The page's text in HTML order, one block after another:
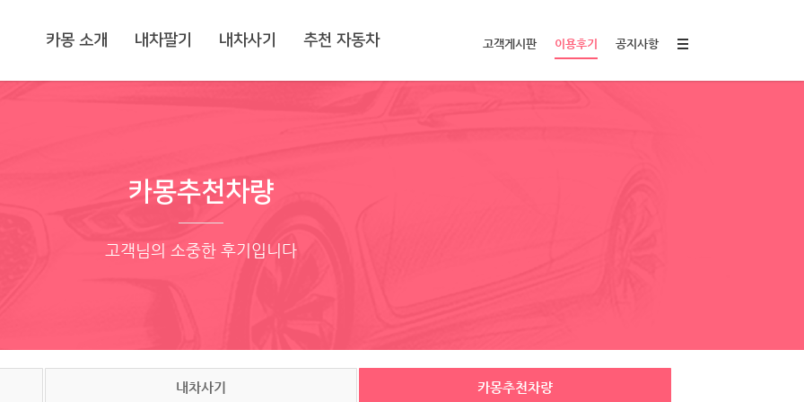
카몽 소개 내차팔기 내차사기 추천 자동차 고객게시판 이용후기 공지사항
카몽추천차량
고객님의 소중한 후기입니다
내차사기 카몽추천차량